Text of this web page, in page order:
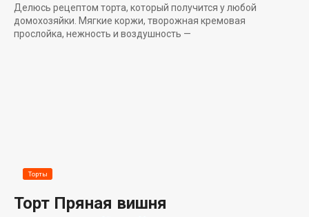
Делюсь рецептом торта, который получится у любой
домохозяйки. Мягкие коржи, творожная кремовая
прослойка, нежность и воздушность —
Торты
Торт Пряная вишня